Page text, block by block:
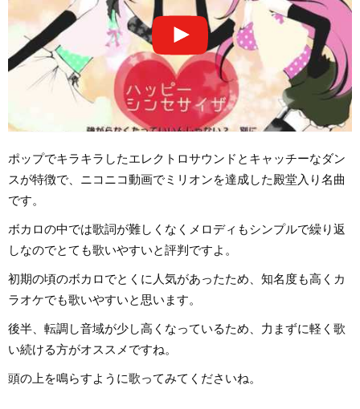
ポップでキラキラしたエレクトロサウンドとキャッチーなダン
スが特徴で、ニコニコ動画でミリオンを達成した殿堂入り名曲
です。
ボカロの中では歌詞が難しくなくメロディもシンプルで繰り返
しなのでとても歌いやすいと評判ですよ。
初期の頃のボカロでとくに人気があったため、知名度も高くカ
ラオケでも歌いやすいと思います。
後半、転調し音域が少し高くなっているため、力まずに軽く歌
い続ける方がオススメですね。
頭の上を鳴らすように歌ってみてくださいね。